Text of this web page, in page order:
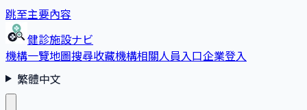
跳至主要內容
健診施設ナビ
機構一覽地圖搜尋收藏機構相關人員入口企業登入
繁體中文